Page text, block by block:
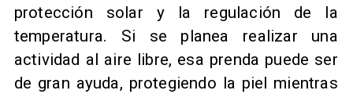
protección solar y la regulación de la
temperatura. Si se planea realizar una
actividad al aire libre, esa prenda puede ser
de gran ayuda, protegiendo la piel mientras